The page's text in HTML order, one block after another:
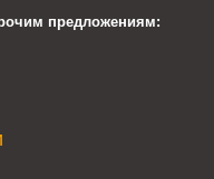
предложениям: